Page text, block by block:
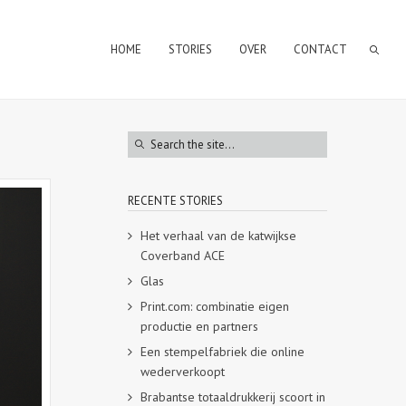
HOME STORIES OVER CONTACT
RECENTE STORIES
Het verhaal van de katwijkse
Coverband ACE
Glas
Print.com: combinatie eigen
productie en partners
Een stempelfabriek die online
wederverkoopt
Brabantse totaaldrukkerij scoort in